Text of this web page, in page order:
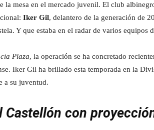
la mesa en el mercado juvenil. El club
Iker Gil, delantero de la generación de
Y que estaba en el radar de varios equipos
Plaza, la operación se ha concretado
Iker Gil ha brillado esta temporada en la
a su juventud.
Castellón con